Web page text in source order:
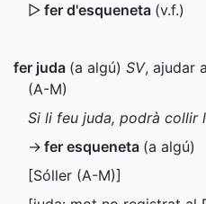
▷ fer d'esqueneta (v.f.)
fer juda (a algú) SV, ajudar
(A-M)
Si li feu juda, podrà collir
→ fer esqueneta (a algú)
[Sóller (A-M)]